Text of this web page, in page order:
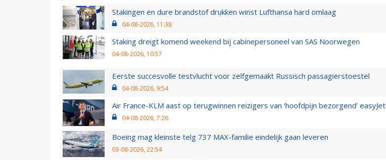
Stakingen en dure brandstof drukken winst Lufthansa hard omlaag
04-08-2026, 11:38
Staking dreigt komend weekend bij cabinepersoneel van SAS Noorwegen
04-08-2026, 10:57
Eerste succesvolle testvlucht voor zelfgemaakt Russisch passagierstoestel
04-08-2026, 9:54
Air France-KLM aast op terugwinnen reizigers van ‘hoofdpijn bezorgend’ easyJet
04-08-2026, 7:26
Boeing mag kleinste telg 737 MAX-familie eindelijk gaan leveren
03-08-2026, 22:54